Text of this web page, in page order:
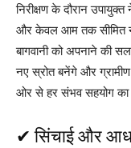
निरीक्षण के दौरान
और केवल आम तक सीमित
बागवानी को अपनाने की
नए स्रोत बनेंगे और
ओर से हर संभव सहयोग का
✔ सिंचाई और